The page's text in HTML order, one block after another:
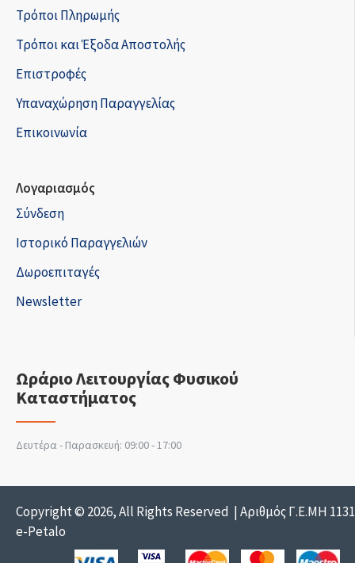
Τρόποι Πληρωμής
Τρόποι και Έξοδα Αποστολής
Επιστροφές
Υπαναχώρηση Παραγγελίας
Επικοινωνία
Λογαριασμός
Σύνδεση
Ιστορικό Παραγγελιών
Δωροεπιταγές
Newsletter
Ωράριο Λειτουργίας Φυσικού
Καταστήματος
Δευτέρα - Παρασκευή: 09:00 - 17:00
Copyright © 2026, All Rights Reserved | Αριθμός Γ.Ε.ΜΗ
e-Petalo